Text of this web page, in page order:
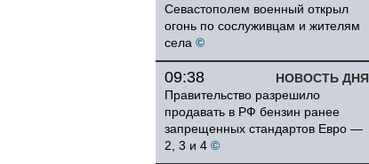
Севастополем военный открыл
огонь по сослуживцам и жителям
села ©
НОВОСТЬ ДНЯ
09:38
Правительство разрешило
продавать в РФ бензин ранее
запрещенных стандартов Евро —
2, 3 и 4 ©